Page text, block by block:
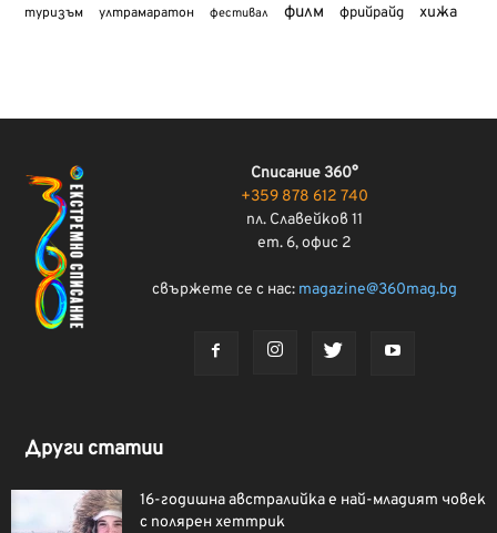
туризъм ултрамаратон фестивал филм фрийрайд хижа
Списание 360°
+359 878 612 740
пл. Славейков 11
ет. 6, офис 2
свържете се с нас: magazine@360mag.bg
Други статии
16-годишна австралийка е най-младият човек
с полярен хеттрик